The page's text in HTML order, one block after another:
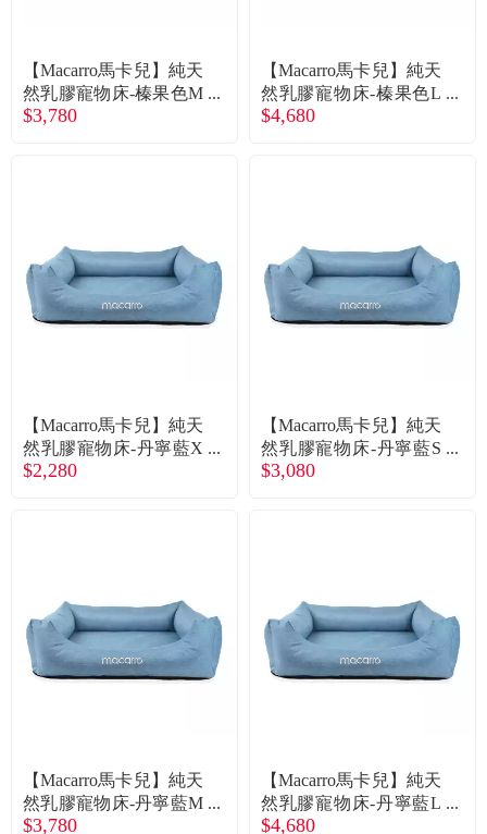
【Macarro馬卡兒】純天
然乳膠寵物床-榛果色M
（廠商直送）
$3,780
【Macarro馬卡兒】純天
然乳膠寵物床-榛果色L
（廠商直送）
$4,680
【Macarro馬卡兒】純天
然乳膠寵物床-丹寧藍X
S（廠商直送）
$2,280
【Macarro馬卡兒】純天
然乳膠寵物床-丹寧藍S
（廠商直送）
$3,080
【Macarro馬卡兒】純天
然乳膠寵物床-丹寧藍M
（廠商直送）
$3,780
【Macarro馬卡兒】純天
然乳膠寵物床-丹寧藍L
（廠商直送）
$4,680